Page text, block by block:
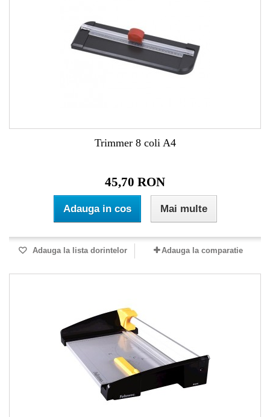
Trimmer 8 coli A4
45,70 RON
Adauga in cos Mai multe
Adauga la lista dorintelor Adauga la comparatie